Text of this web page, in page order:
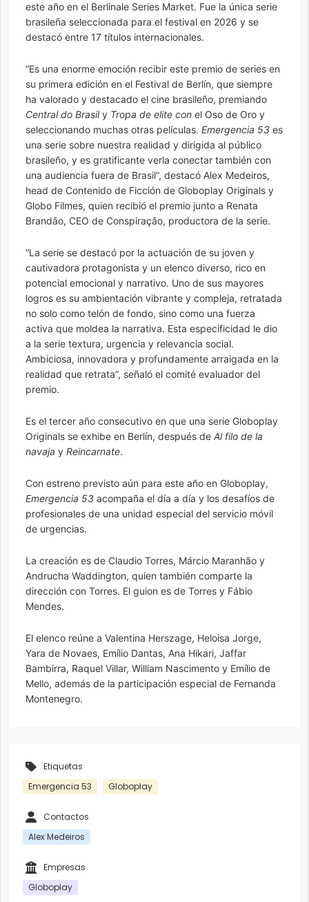
este año en el Berlinale Series Market. Fue la única serie
brasileña seleccionada para el festival en 2026 y se
destacó entre 17 títulos internacionales.
“Es una enorme emoción recibir este premio de series en
su primera edición en el Festival de Berlín, que siempre
ha valorado y destacado el cine brasileño, premiando
Central do Brasily Tropa de elite con el Oso de Oro y
seleccionando muchas otras películas. Emergencia 53 es
una serie sobre nuestra realidad y dirigida al público
brasileño, y es gratificante verla conectar también con
una audiencia fuera de Brasil”, destacó Alex Medeiros,
head de Contenido de Ficción de Globoplay Originals y
Globo Filmes, quien recibió el premio junto a Renata
Brandão, CEO de Conspiração, productora de la serie.
“La serie se destacó por la actuación de su joven y
cautivadora protagonista y un elenco diverso, rico en
potencial emocional y narrativo. Uno de sus mayores
logros es su ambientación vibrante y compleja, retratada
no solo como telón de fondo, sino como una fuerza
activa que moldea la narrativa. Esta especificidad le dio
a la serie textura, urgencia y relevancia social.
Ambiciosa, innovadora y profundamente arraigada en la
realidad que retrata”, señaló el comité evaluador del
premio.
Es el tercer año consecutivo en que una serie Globoplay
Originals se exhibe en Berlín, después de Al filo de la
navaja y Reincarnate.
Con estreno previsto aún para este año en Globoplay,
Emergencia 53 acompaña el día a día y los desafíos de
profesionales de una unidad especial del servicio móvil
de urgencias.
La creación es de Claudio Torres, Márcio Maranhão y
Andrucha Waddington, quien también comparte la
dirección con Torres. El guion es de Torres y Fábio
Mendes.
El elenco reúne a Valentina Herszage, Heloisa Jorge,
Yara de Novaes, Emílio Dantas, Ana Hikari, Jaffar
Bambirra, Raquel Villar, William Nascimento y Emílio de
Mello, además de la participación especial de Fernanda
Montenegro.
Etiquetas
Emergencia 53
Globoplay
Contactos
Alex Medeiros
Empresas
Globoplay